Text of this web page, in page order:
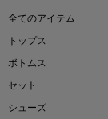
即戦力アイテム続々対象
全てのアイテム
トップス
ボトムス
セット
シューズ